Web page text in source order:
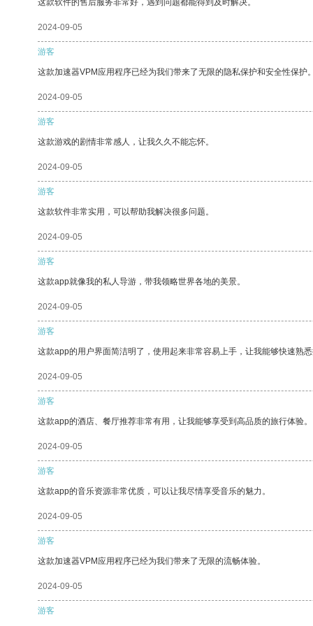
这款软件的售后服务非常好，遇到问题都能得到及时解决。
2024-09-05
游客
这款加速器VPM应用程序已经为我们带来了无限的隐私保护和安全性保护
2024-09-05
游客
这款游戏的剧情非常感人，让我久久不能忘怀。
2024-09-05
游客
这款软件非常实用，可以帮助我解决很多问题。
2024-09-05
游客
这款app就像我的私人导游，带我领略世界各地的美景。
2024-09-05
游客
这款app的用户界面简洁明了，使用起来非常容易上手，让我能够快速熟
2024-09-05
游客
这款app的酒店、餐厅推荐非常有用，让我能够享受到高品质的旅行体验。
2024-09-05
游客
这款app的音乐资源非常优质，可以让我尽情享受音乐的魅力。
2024-09-05
游客
这款加速器VPM应用程序已经为我们带来了无限的流畅体验。
2024-09-05
游客